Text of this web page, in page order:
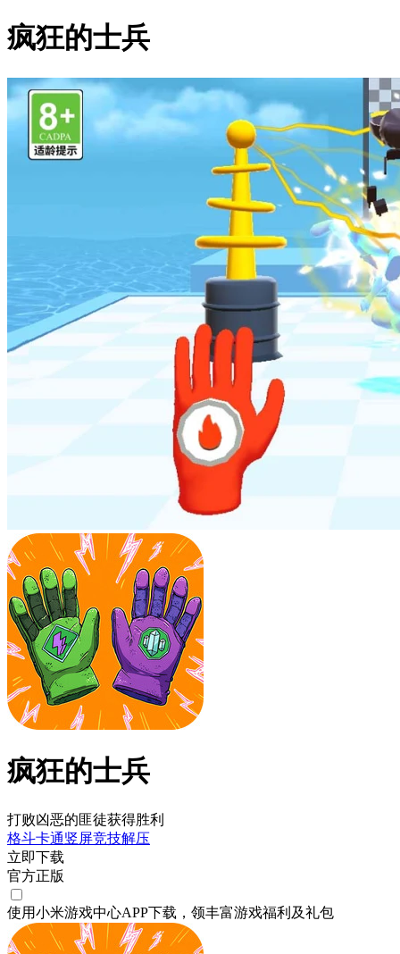
疯狂的士兵
疯狂的士兵
打败凶恶的匪徒获得胜利
格斗卡通竖屏竞技解压
立即下载
官方正版
使用小米游戏中心APP下载 ，领丰富游戏福利 及礼包